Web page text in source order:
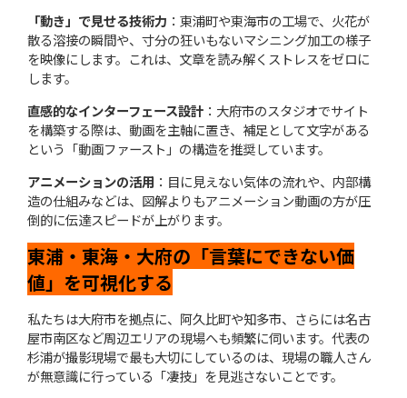
「動き」で見せる技術力 ：東浦町や東海市の工場で、火花が
散る溶接の瞬間や、寸分の狂いもないマシニング加工の様子
を映像にします。これは、文章を読み解くストレスをゼロに
します。
直感的なインターフェース設計 ：大府市のスタジオでサイト
を構築する際は、動画を主軸に置き、補足として文字がある
という「動画ファースト」の構造を推奨しています。
アニメーションの活用 ：目に見えない気体の流れや、内部構
造の仕組みなどは、図解よりもアニメーション動画の方が圧
倒的に伝達スピードが上がります。
東浦・東海・大府の「言葉にできない価
値」を可視化する
私たちは大府市を拠点に、阿久比町や知多市、さらには名古
屋市南区など周辺エリアの現場へも頻繁に伺います。代表の
杉浦が撮影現場で最も大切にしているのは、現場の職人さん
が無意識に行っている「凄技」を見逃さないことです。